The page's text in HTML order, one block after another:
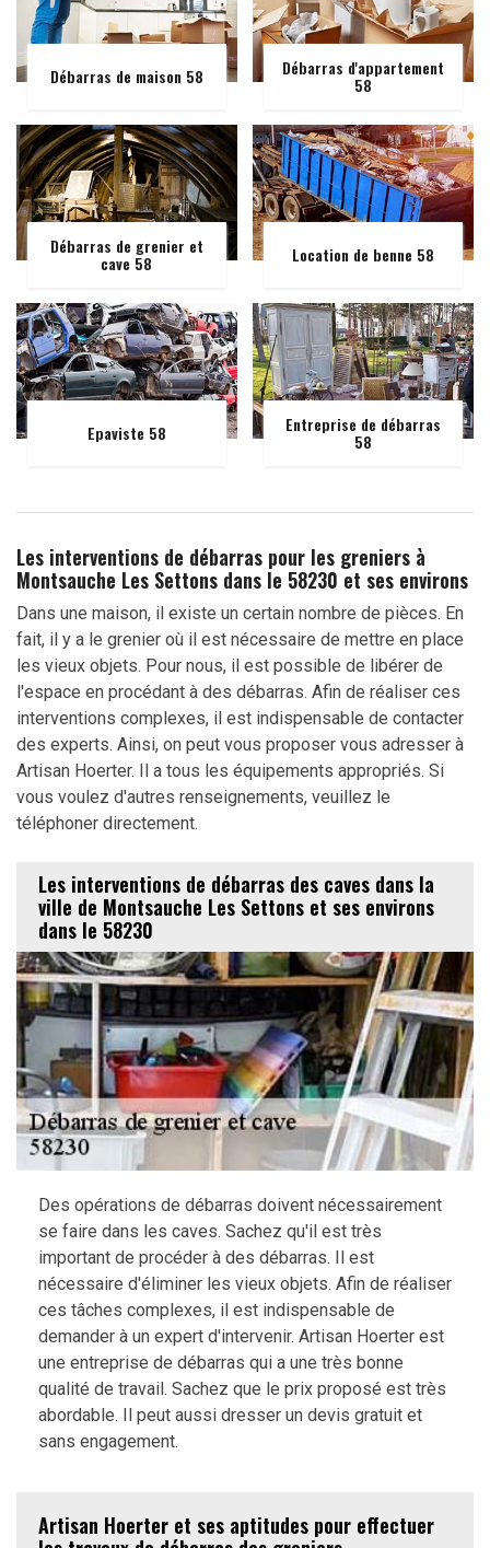
Débarras de maison 58 Débarras d'appartement
58
Débarras de grenier et
cave 58 Location de benne 58
Epaviste 58 Entreprise de débarras
58
Les interventions de débarras pour les greniers à
Montsauche Les Settons dans le 58230 et ses environs
Dans une maison, il existe un certain nombre de pièces. En
fait, il y a le grenier où il est nécessaire de mettre en place
les vieux objets. Pour nous, il est possible de libérer de
l'espace en procédant à des débarras. Afin de réaliser ces
interventions complexes, il est indispensable de contacter
des experts. Ainsi, on peut vous proposer vous adresser à
Artisan Hoerter. Il a tous les équipements appropriés. Si
vous voulez d'autres renseignements, veuillez le
téléphoner directement.
Les interventions de débarras des caves dans la
ville de Montsauche Les Settons et ses environs
dans le 58230
Des opérations de débarras doivent nécessairement
se faire dans les caves. Sachez qu'il est très
important de procéder à des débarras. Il est
nécessaire d'éliminer les vieux objets. Afin de réaliser
ces tâches complexes, il est indispensable de
demander à un expert d'intervenir. Artisan Hoerter est
une entreprise de débarras qui a une très bonne
qualité de travail. Sachez que le prix proposé est très
abordable. Il peut aussi dresser un devis gratuit et
sans engagement.
Artisan Hoerter et ses aptitudes pour effectuer